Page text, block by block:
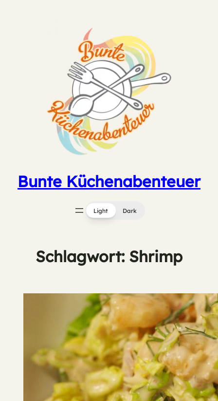
Bunte Küchenabenteuer
Light Dark
Schlagwort: Shrimp